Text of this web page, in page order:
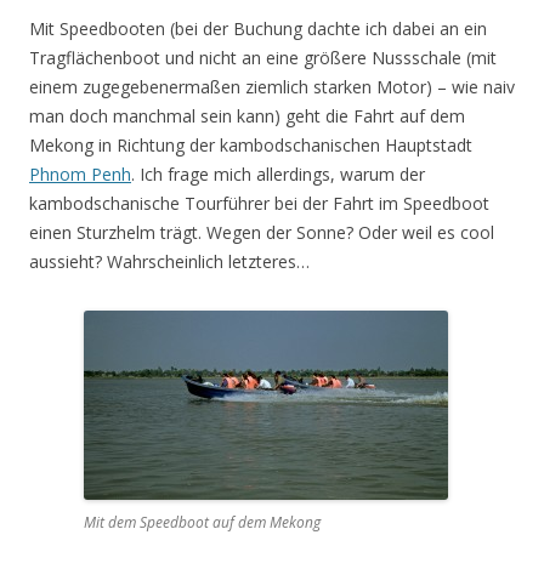
Mit Speedbooten (bei der Buchung dachte ich dabei an ein
Tragflächenboot und nicht an eine größere Nussschale (mit
einem zugegebenermaßen ziemlich starken Motor) – wie naiv
man doch manchmal sein kann) geht die Fahrt auf dem
Mekong in Richtung der kambodschanischen Hauptstadt
Phnom Penh. Ich frage mich allerdings, warum der
kambodschanische Tourführer bei der Fahrt im Speedboot
einen Sturzhelm trägt. Wegen der Sonne? Oder weil es cool
aussieht? Wahrscheinlich letzteres…
Mit dem Speedboot auf dem Mekong